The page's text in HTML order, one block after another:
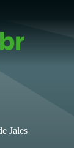
Jales